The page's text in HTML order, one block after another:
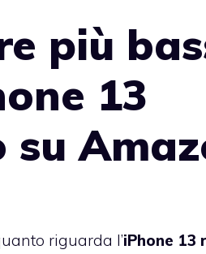
più
13
riguarda l’iPhone 13